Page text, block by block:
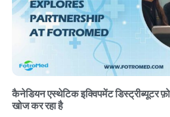
कैनेडियन एस्थेटिक इक्विपमेंट डिस्ट्रीब्यूटर
खोज कर रहा है